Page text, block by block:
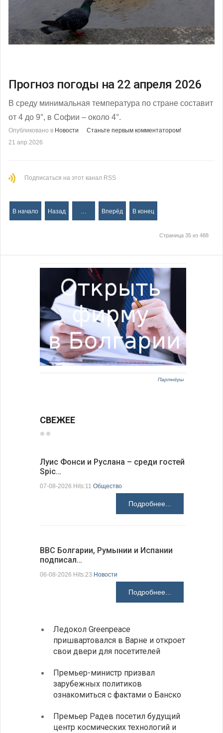
Прогноз погоды на 22 апреля 2026
В среду минимальная температура по стране составит
от 4 до 9°, в Софии – около 4°.
Опубликовано в Новости
Станьте первым комментатором!
21 апр 2026
Подписаться на этот канал RSS
В начало Назад … Вперёд В конец
Страница 35 из 488
Партнёры
СВЕЖЕЕ
Луис Фонси и Руслана – среди гостей
Spic…
07-08-2026 Hits:11 Общество
Подробнее...
ВВС Болгарии, Румынии и Испании
подписал…
06-08-2026 Hits:23 Новости
Подробнее...
Ледокол Greenpeace
пришвартовался в Варне и откроет
свои двери для посетителей
Премьер-министр призвал
зарубежных политиков
ознакомиться с фактами о Банско
Премьер Радев посетил будущий
центр космических технологий и